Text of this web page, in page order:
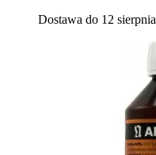
Dostawa do 12 sierpnia